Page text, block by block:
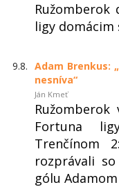
Ružomberok
ligy
9.8. Adam Brenkus:
nesníva“
Ján Kmeť
Fortuna
Trenčínom
rozprávali
gólu